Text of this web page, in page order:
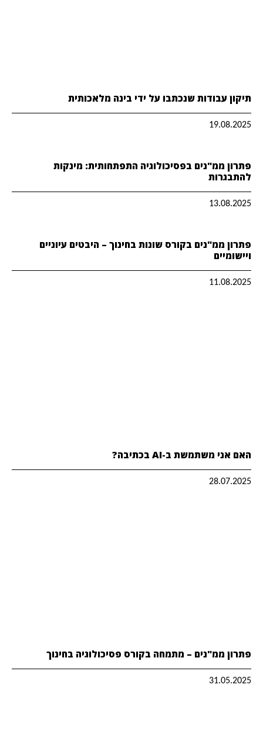
תיקון עבודות שנכתבו על ידי בינה מלאכותית
19.08.2025
פתרון ממ"נים בפסיכולוגיה התפתחותית: מינקות
להתבגרות
13.08.2025
פתרון ממ"נים בקורס שונות בחינוך – היבטים עיוניים
ויישומיים
11.08.2025
האם אני משתמשת ב-AI בכתיבה?
28.07.2025
פתרון ממ"נים – מתמחה בקורס פסיכולוגיה בחינוך
31.05.2025